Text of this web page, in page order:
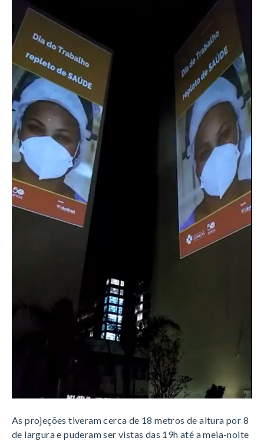
As projeções tiveram cerca de 18 metros de altura por 8
de largura e puderam ser vistas das 19h até a meia-noite